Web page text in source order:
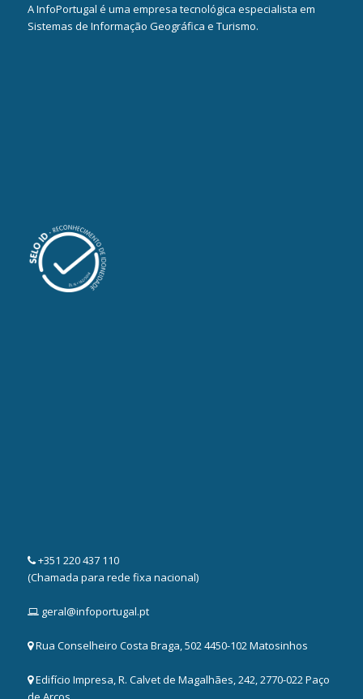
A InfoPortugal é uma empresa tecnológica especialista em
Sistemas de Informação Geográfica e Turismo.
+351 220 437 110
(Chamada para rede fixa nacional)
geral@infoportugal.pt
Rua Conselheiro Costa Braga, 502 4450-102 Matosinhos
Edifício Impresa, R. Calvet de Magalhães, 242, 2770-022 Paço